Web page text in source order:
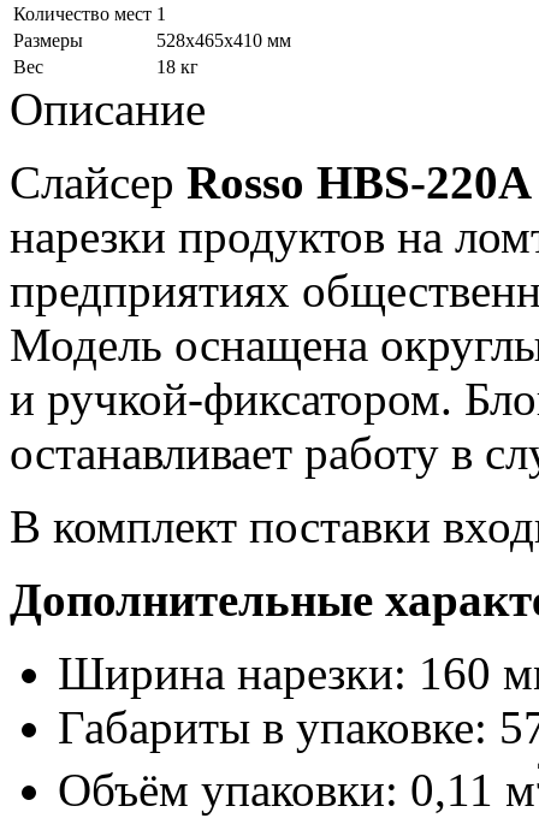
Количество мест 1
Размеры
528x465x410 мм
Вес
18 кг
Описание
Слайсер Rosso HBS-
нарезки продуктов на
предприятиях
Модель оснащена
и ручкой-фиксатором.
останавливает работу в
В комплект поставки
Дополнительные
Ширина нарезки: 160
Габариты в упаковке:
Объём упаковки: 0,11 м